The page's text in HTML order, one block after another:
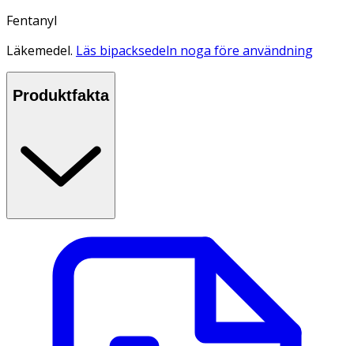
Fentanyl
Läkemedel. Läs bipacksedeln noga före användning
Produktfakta